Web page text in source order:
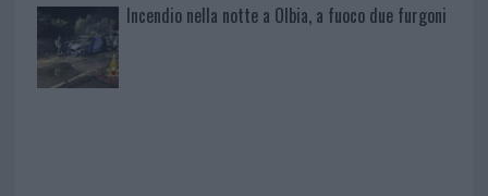
Incendio nella notte a Olbia, a fuoco due furgoni